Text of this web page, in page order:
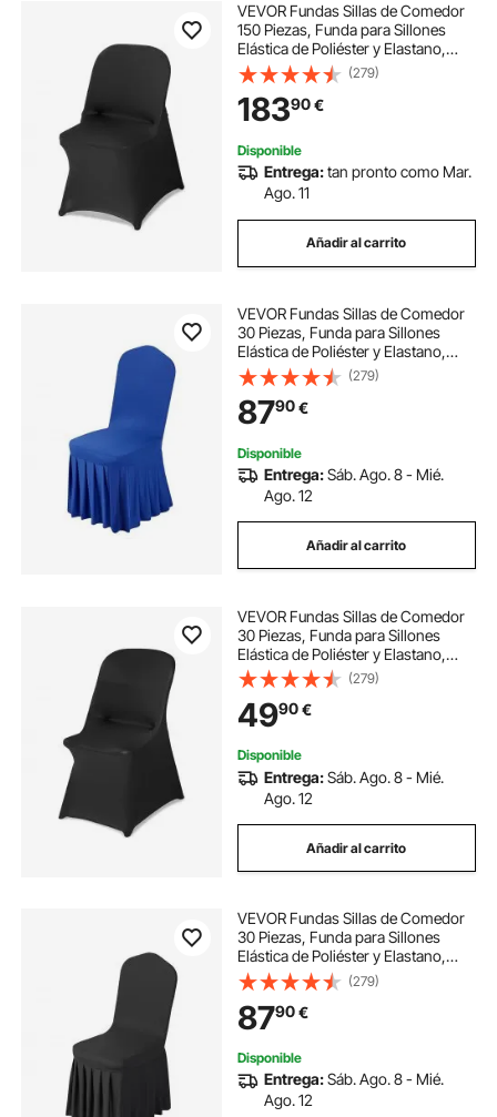
VEVOR Fundas Sillas de Comedor
150 Piezas, Funda para Sillones
Elástica de Poliéster y Elastano,
para Sillas de Hasta 45 x 46 x 77
cm, Tela Suave y Transpirable, para
Boda, Fiestas, Banquetes, Negro
(279)
18390€
Disponible
Entrega:tan pronto como Mar.
Ago. 11
Añadir al carrito
VEVOR Fundas Sillas de Comedor
30 Piezas, Funda para Sillones
Elástica de Poliéster y Elastano,
para Sillas de Hasta 51 x 45 x 95
cm, Diseño de Falda, Tela Suave,
para Boda, Fiestas, Banquetes, Azul
(279)
8790€
Disponible
Entrega:Sáb. Ago. 8 - Mié.
Ago. 12
Añadir al carrito
VEVOR Fundas Sillas de Comedor
30 Piezas, Funda para Sillones
Elástica de Poliéster y Elastano,
para Sillas de Hasta 46 x 50 x 86
cm, Tela Suave y Transpirable, para
Boda, Fiestas, Banquetes, Negro
(279)
4990€
Disponible
Entrega:Sáb. Ago. 8 - Mié.
Ago. 12
Añadir al carrito
VEVOR Fundas Sillas de Comedor
30 Piezas, Funda para Sillones
Elástica de Poliéster y Elastano,
para Sillas de Hasta 51 x 45 x 95
cm, Diseño de Falda, Tela Suave,
para Boda, Fiestas, Banquetes,
Negro
(279)
8790€
Disponible
Entrega:Sáb. Ago. 8 - Mié.
Ago. 12